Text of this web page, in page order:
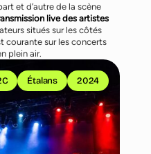
et d’autre de la scène
live des artistes
situés sur les côtés
courante sur les concerts
plein air.
Étalans 2024